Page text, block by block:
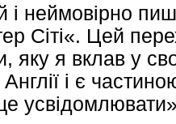
неймовірно
Сіті«. Цей
яку я вклав у
і є